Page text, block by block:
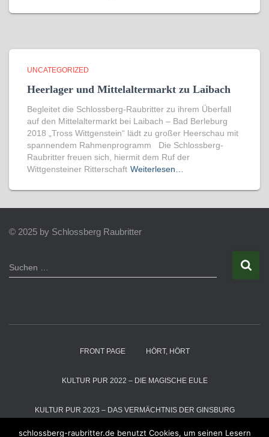
UNCATEGORIZED
Heerlager und Mittelaltermarkt zu Laibach
Begleitet die Schlossberg-Raubritter zu ihrem Überfall
auf den Mittelaltermarkt bei Laibach – Bad Berleburg
2018 „Tross Wittgenstein“ lädt zu großer Heerschau mit
spannendem Rahmenprogramm Die Schlossberg-
Raubritter freuen sich, hiermit dem Ruf der
Wittgensteiner Ritterschaft Weiterlesen…
© 2025 by Schlossberg Raubritter
u
Suchen …
FRONT PAGE HÖRT, HÖRT
KULTUR PUR 2022 – DIE MAGISCHE EULE
KULTUR PUR 2023 – DAS VERMÄCHTNIS DER GINSBURG
schlossberg-raubritter.de benutzt Cookies, um seinen Lesern